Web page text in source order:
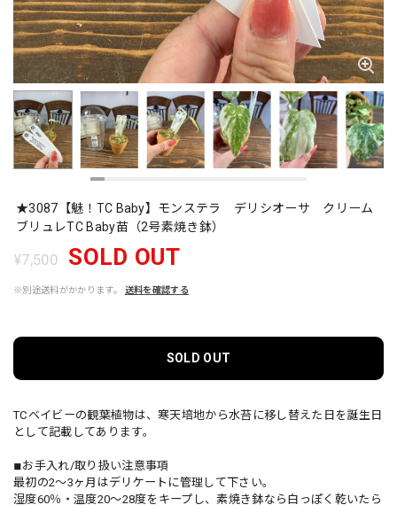
★3087【魅！TC Baby】モンステラ デリシオーサ クリーム
ブリュレTC Baby苗（2号素焼き鉢）
¥7,500 SOLD OUT
※別途送料がかかります。 送料を確認する
SOLD OUT
TCベイビーの観葉植物は、寒天培地から水苔に移し替えた日を誕生日
として記載してあります。
◾︎お手入れ/取り扱い注意事項
最初の2～3ヶ月はデリケートに管理して下さい。
湿度60％・温度20～28度をキープし、素焼き鉢なら白っぽく乾いたら